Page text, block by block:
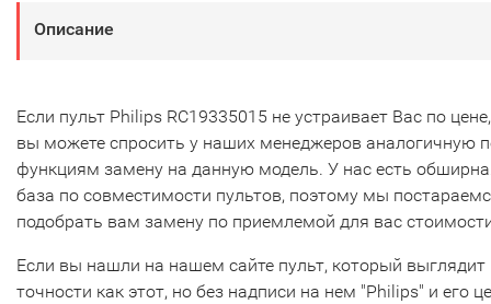
Описание
Если пульт Philips RC19335015 не устраивает Вас по
вы можете спросить у наших менеджеров аналогичную
функциям замену на данную модель. У нас есть
база по совместимости пультов, поэтому мы
подобрать вам замену по приемлемой для вас
Если вы нашли на нашем сайте пульт, который выглядит
точности как этот, но без надписи на нем "Philips" и его